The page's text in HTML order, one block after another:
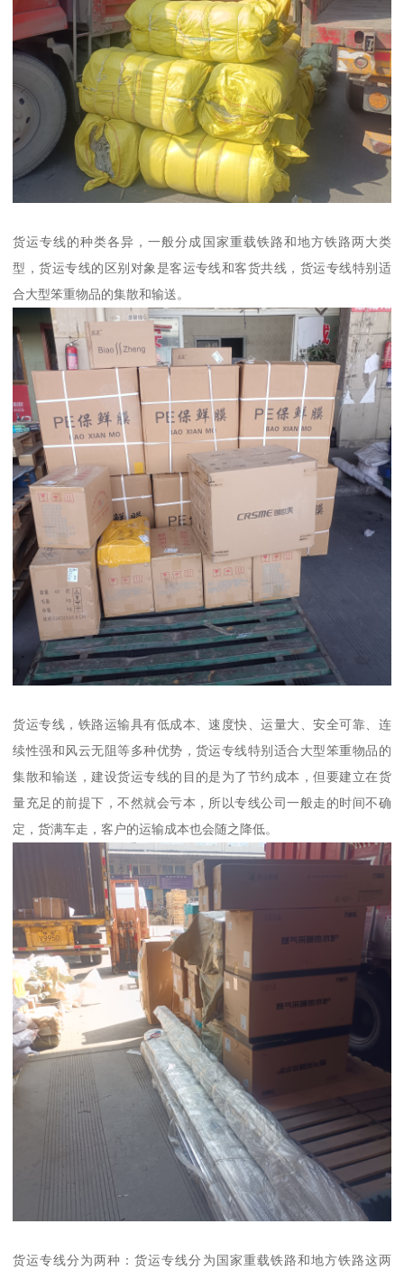
货运专线的种类各异，一般分成国家重载铁路和地方铁路两大类
型，货运专线的区别对象是客运专线和客货共线，货运专线特别适
合大型笨重物品的集散和输送。
货运专线，铁路运输具有低成本、速度快、运量大、安全可靠、连
续性强和风云无阻等多种优势，货运专线特别适合大型笨重物品的
集散和输送，建设货运专线的目的是为了节约成本，但要建立在货
量充足的前提下，不然就会亏本，所以专线公司一般走的时间不确
定，货满车走，客户的运输成本也会随之降低。
货运专线分为两种：货运专线分为国家重载铁路和地方铁路这两